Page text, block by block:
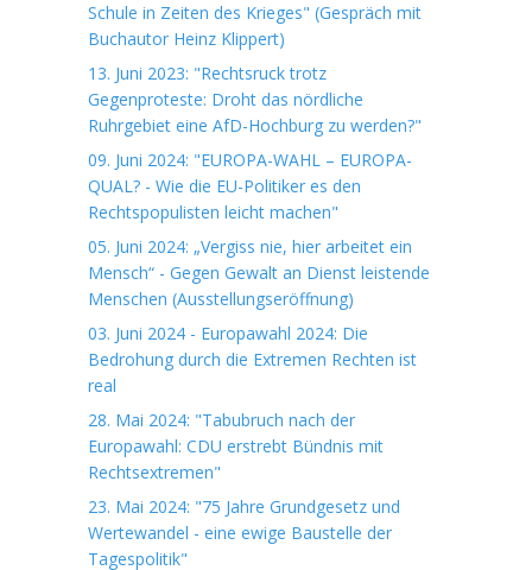
Schule in Zeiten des Krieges" (Gespräch mit
Buchautor Heinz Klippert)
13. Juni 2023: "Rechtsruck trotz
Gegenproteste: Droht das nördliche
Ruhrgebiet eine AfD-Hochburg zu werden?"
09. Juni 2024: "EUROPA-WAHL – EUROPA-
QUAL? - Wie die EU-Politiker es den
Rechtspopulisten leicht machen"
05. Juni 2024: „Vergiss nie, hier arbeitet ein
Mensch“ - Gegen Gewalt an Dienst leistende
Menschen (Ausstellungseröffnung)
03. Juni 2024 - Europawahl 2024: Die
Bedrohung durch die Extremen Rechten ist
real
28. Mai 2024: "Tabubruch nach der
Europawahl: CDU erstrebt Bündnis mit
Rechtsextremen"
23. Mai 2024: "75 Jahre Grundgesetz und
Wertewandel - eine ewige Baustelle der
Tagespolitik"